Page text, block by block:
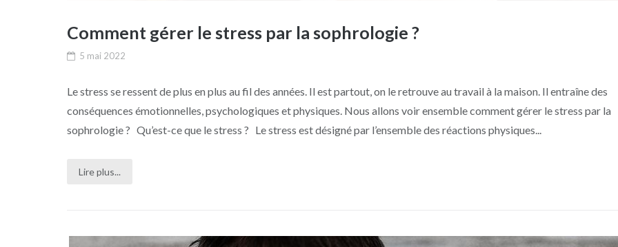
Comment gérer le stress par la sophrologie ?
5 mai 2022
Le stress se ressent de plus en plus au fil des années. Il est partout, on le retrouve au travail à la maison. Il entraîne des
conséquences émotionnelles, psychologiques et physiques. Nous allons voir ensemble comment gérer le stress par la
sophrologie ? Qu’est-ce que le stress ? Le stress est désigné par l’ensemble des réactions physiques...
Lire plus...